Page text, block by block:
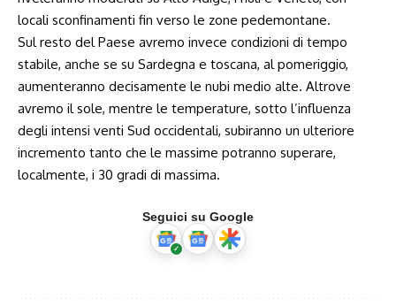
locali sconfinamenti fin verso le zone pedemontane.
Sul resto del Paese avremo invece condizioni di tempo
stabile, anche se su Sardegna e toscana, al pomeriggio,
aumenteranno decisamente le nubi medio alte. Altrove
avremo il sole, mentre le temperature, sotto l’influenza
degli intensi venti Sud occidentali, subiranno un ulteriore
incremento tanto che le massime potranno superare,
localmente, i 30 gradi di massima.
Seguici su Google